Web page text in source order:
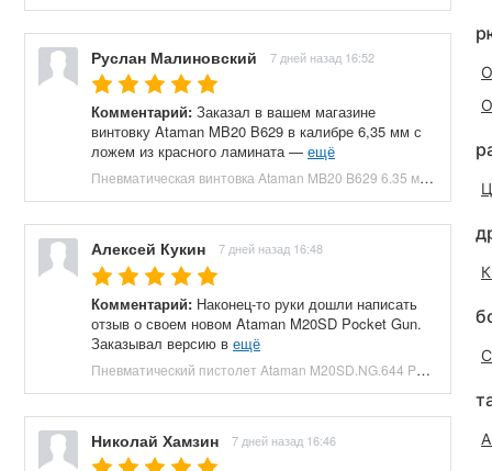
Руслан Малиновский 7 дней назад 16:52
Комментарий: Заказал в вашем магазине
винтовку Ataman MB20 B629 в калибре 6,35 мм с
ложем из красного ламината — ещё
Пневматическая винтовка Ataman MB20 B629 6.35 мм (редуктор, под полнотел, колба, красный ламинат) купить в Москве и СПБ, цена 153100 руб. Доставка по РФ!
Алексей Кукин 7 дней назад 16:48
Комментарий: Наконец-то руки дошли написать
отзыв о своем новом Ataman M20SD Pocket Gun.
Заказывал версию в ещё
Пневматический пистолет Ataman M20SD.NG.644 Pocket Gun 6.35 мм (приклад, полнотел, бук, зеленый) купить в Москве и СПБ, цена 130000 руб. Доставка по РФ!
Николай Хамзин 7 дней назад 16:46